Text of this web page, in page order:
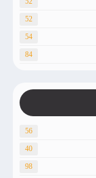
52
54
84
56
40
98